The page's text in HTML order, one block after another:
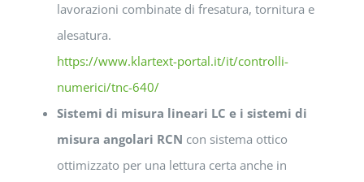
lavorazioni combinate di fresatura, tornitura e
alesatura.
https://www.klartext-portal.it/it/controlli-
numerici/tnc-640/
Sistemi di misura lineari LC e i sistemi di
misura angolari RCN con sistema ottico
ottimizzato per una lettura certa anche in